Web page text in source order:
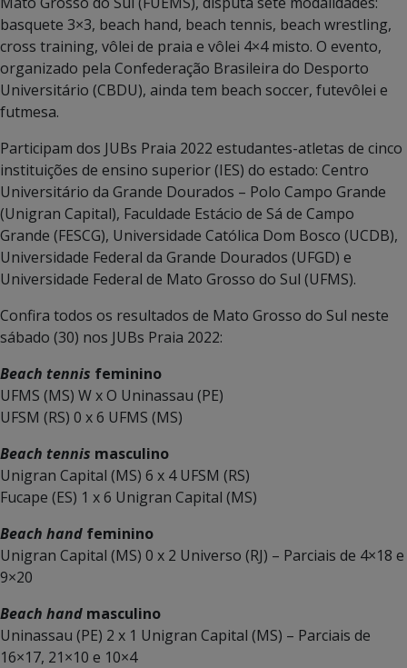
basquete 3×3, beach hand, beach tennis, beach wrestling,
cross training, vôlei de praia e vôlei 4×4 misto. O evento,
organizado pela Confederação Brasileira do Desporto
Universitário (CBDU), ainda tem beach soccer, futevôlei e
futmesa.
Participam dos JUBs Praia 2022 estudantes-atletas de cinco
instituições de ensino superior (IES) do estado: Centro
Universitário da Grande Dourados – Polo Campo Grande
(Unigran Capital), Faculdade Estácio de Sá de Campo
Grande (FESCG), Universidade Católica Dom Bosco (UCDB),
Universidade Federal da Grande Dourados (UFGD) e
Universidade Federal de Mato Grosso do Sul (UFMS).
Confira todos os resultados de Mato Grosso do Sul neste
sábado (30) nos JUBs Praia 2022:
Beach tennis feminino
UFMS (MS) W x O Uninassau (PE)
UFSM (RS) 0 x 6 UFMS (MS)
Beach tennis masculino
Unigran Capital (MS) 6 x 4 UFSM (RS)
Fucape (ES) 1 x 6 Unigran Capital (MS)
Beach hand feminino
Unigran Capital (MS) 0 x 2 Universo (RJ) – Parciais de 4×18 e
9×20
Beach hand masculino
Uninassau (PE) 2 x 1 Unigran Capital (MS) – Parciais de
16×17, 21×10 e 10×4